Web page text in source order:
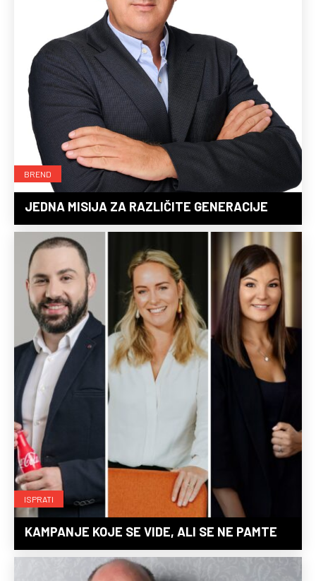
BREND
JEDNA MISIJA ZA RAZLIČITE GENERACIJE
ISPRATI
KAMPANJE KOJE SE VIDE, ALI SE NE PAMTE